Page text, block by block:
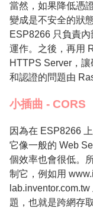
當然，如果降低憑
變成是不安全的狀
ESP8266 只負責
運作。之後，再用
HTTPS Server，
和認證的問題由
小插曲 - CORS
因為在 ESP8266
它像一般的 Web
個效率也會很低。
制它，例如用
題，也就是跨網存